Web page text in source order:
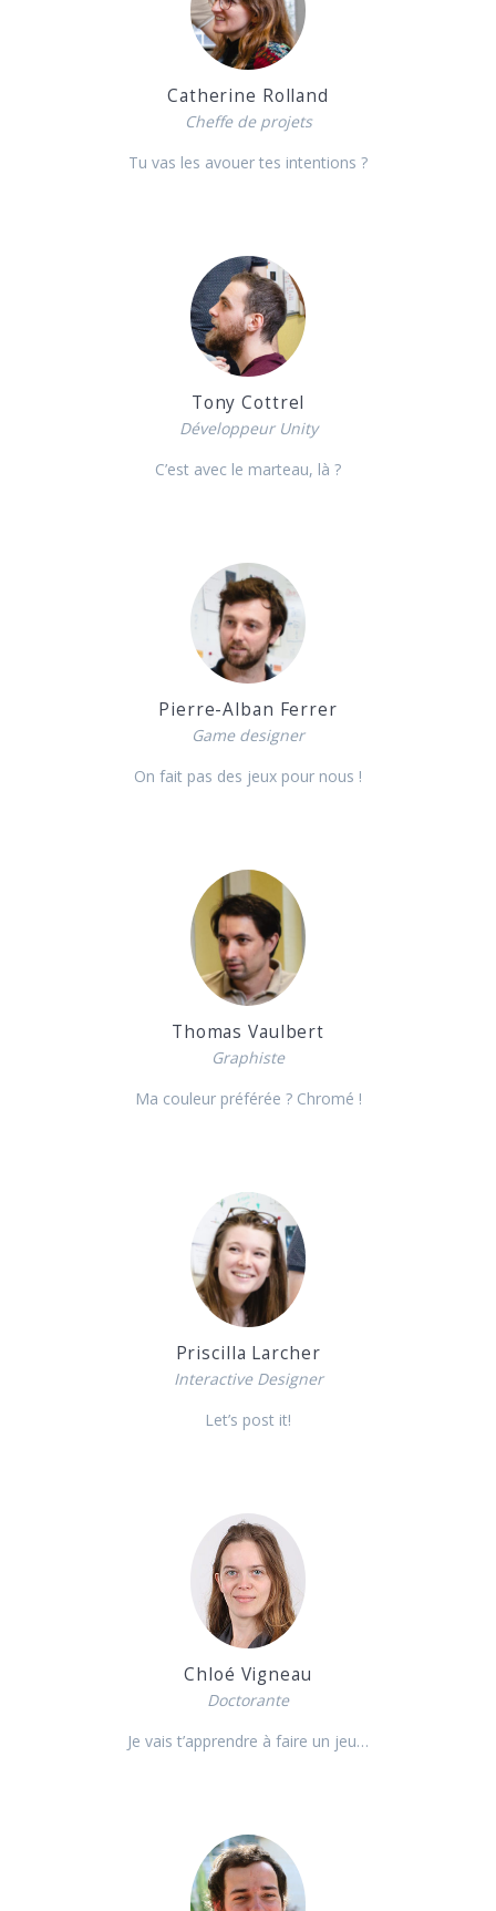
Catherine Rolland
Cheffe de projets
Tu vas les avouer tes intentions ?
Tony Cottrel
Développeur Unity
C’est avec le marteau, là ?
Pierre-Alban Ferrer
Game designer
On fait pas des jeux pour nous !
Thomas Vaulbert
Graphiste
Ma couleur préférée ? Chromé !
Priscilla Larcher
Interactive Designer
Let’s post it!
Chloé Vigneau
Doctorante
Je vais t’apprendre à faire un jeu…